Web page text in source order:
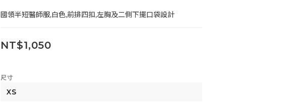
國領半短醫師服,白色,前排四扣,左胸及二側下擺口袋設計
NT$1,050
尺寸